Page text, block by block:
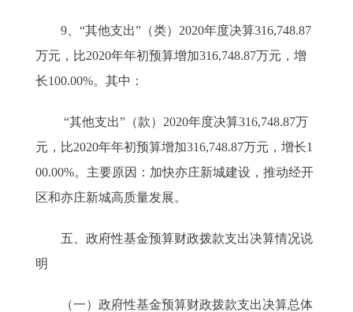
9、“其他支出”（类）2020年度决算316,748.87
万元，比2020年年初预算增加316,748.87万元，增
长100.00%。其中：
“其他支出”（款）2020年度决算316,748.87万
元，比2020年年初预算增加316,748.87万元，增长1
00.00%。主要原因：加快亦庄新城建设，推动经开
区和亦庄新城高质量发展。
五、政府性基金预算财政拨款支出决算情况说
明
（一）政府性基金预算财政拨款支出决算总体